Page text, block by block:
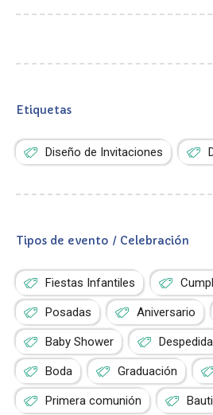
Etiquetas
Diseño de Invitaciones
Tipos de evento / Celebración
Fiestas Infantiles
Posadas Aniversario
Baby Shower
Boda Graduación
Primera comunión